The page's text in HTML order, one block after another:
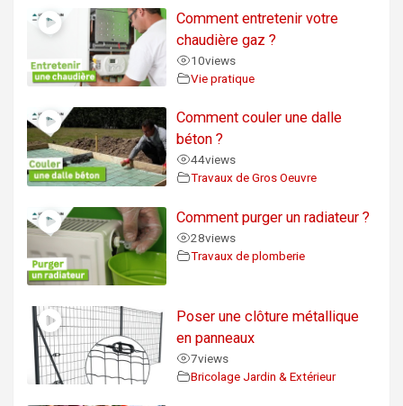
Comment entretenir votre
chaudière gaz ?
10views
Vie pratique
Comment couler une dalle
béton ?
44views
Travaux de Gros Oeuvre
Comment purger un radiateur ?
28views
Travaux de plomberie
Poser une clôture métallique
en panneaux
7views
Bricolage Jardin & Extérieur